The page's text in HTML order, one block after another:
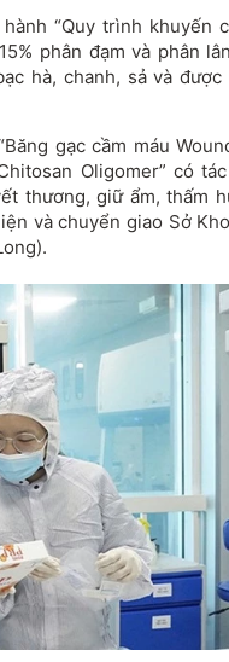
“Quy trình khuyến
phân đạm và phân
hà, chanh, sả và được
gạc cầm máu
Oligomer” có
thương, giữ ẩm, thấm
và chuyển giao Sở